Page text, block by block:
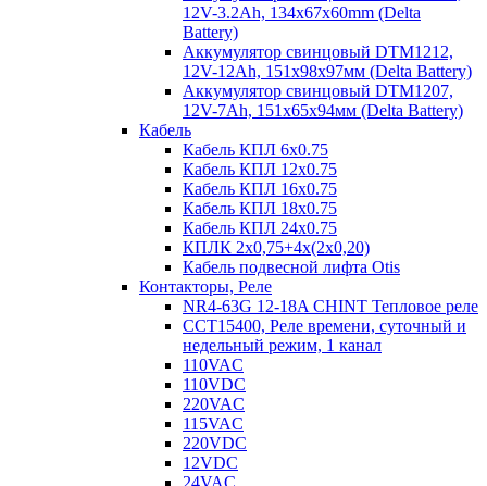
12V-3.2Ah, 134x67x60mm (Delta
Battery)
Аккумулятор свинцовый DTM1212,
12V-12Ah, 151х98х97мм (Delta Battery)
Аккумулятор свинцовый DTM1207,
12V-7Ah, 151х65х94мм (Delta Battery)
Кабель
Кабель КПЛ 6х0.75
Кабель КПЛ 12х0.75
Кабель КПЛ 16х0.75
Кабель КПЛ 18х0.75
Кабель КПЛ 24х0.75
КПЛК 2х0,75+4х(2х0,20)
Кабель подвесной лифта Otis
Контакторы, Реле
NR4-63G 12-18A CHINT Тепловое реле
CCT15400, Реле времени, суточный и
недельный режим, 1 канал
110VAC
110VDC
220VAC
115VAC
220VDC
12VDC
24VAC